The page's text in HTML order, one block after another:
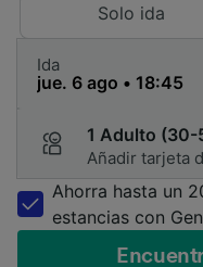
Solo ida
Ida
1 Adulto (30-
Añadir tarjeta
Ahorra hasta un
estancias con